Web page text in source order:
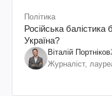
Політика
Російська
Україна?
Віталій Портніков
Журналіст,